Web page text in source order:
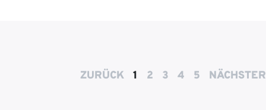
ZURÜCK 1 2 3 4 5 NÄCHSTER